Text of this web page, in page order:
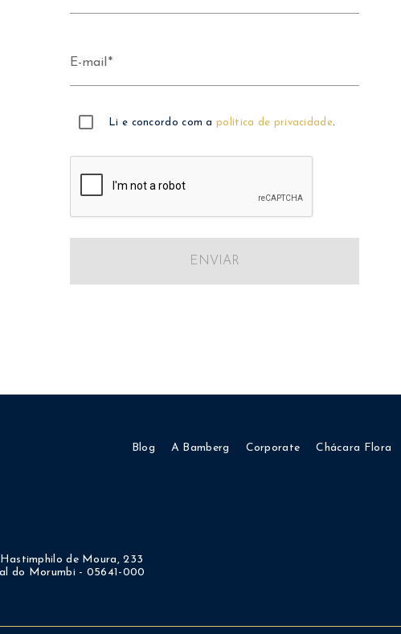
E-mail
Li e concordo com apolítica de privacidade.
ENVIAR
Blog A Bamberg Corporate Chácara Flora
de Moura, 233
do Morumbi - 05641-000